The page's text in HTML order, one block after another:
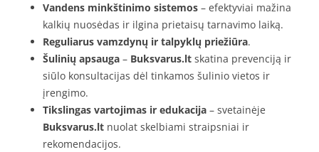
Vandens minkštinimo sistemos – efektyviai mažina
kalkių nuosėdas ir ilgina prietaisų tarnavimo laiką.
Reguliarus vamzdynų ir talpyklų priežiūra.
Šulinių apsauga – Buksvarus.lt skatina prevenciją ir
siūlo konsultacijas dėl tinkamos šulinio vietos ir
įrengimo.
Tikslingas vartojimas ir edukacija – svetainėje
Buksvarus.lt nuolat skelbiami straipsniai ir
rekomendacijos.